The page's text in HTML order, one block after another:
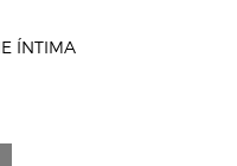
ÍNTIMA